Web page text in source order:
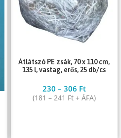
Átlátszó PE zsák, 70 x 110 cm,
135 l, vastag, erős, 25 db/cs
230 – 306 Ft
(181 – 241 Ft+ ÁFA)